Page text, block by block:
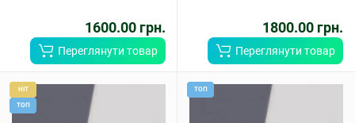
1600.00 грн.
Переглянути товар
1800.00 грн.
Переглянути товар
HIT
ТОП
ТОП